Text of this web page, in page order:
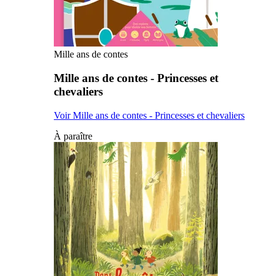
Mille ans de contes
Mille ans de contes - Princesses et
chevaliers
Voir Mille ans de contes - Princesses et chevaliers
À paraître